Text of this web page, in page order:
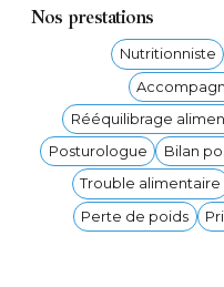
Nos prestations
Nutritionniste
Rééquilibrage
Posturologue
Bilan
Trouble alimentaire
Perte de poids